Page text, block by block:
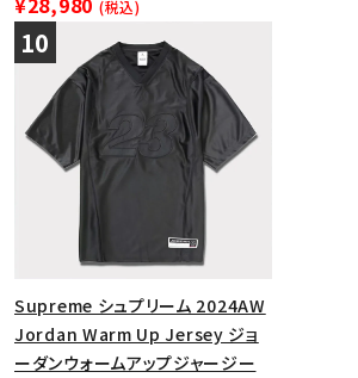
(税込)
Supreme シュプリーム 2024AW
Jordan Warm Up Jersey ジョ
ーダンウォームアップジャージー